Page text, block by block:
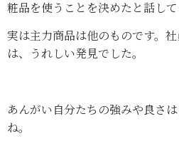
粧品を使うことを決めたと話して
実は主力商品は他のものです。
は、うれしい発見でした。
あんがい自分たちの強みや良さ
ね。